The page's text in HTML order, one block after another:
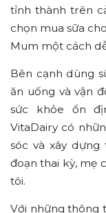
tỉnh thành trên
chọn mua sữa
Mum một cách
Bên cạnh dùng
ăn uống và vận
sức khỏe ổn
VitaDairy có
sóc và xây
đoạn thai kỳ, mẹ
tôi.
Với những thông